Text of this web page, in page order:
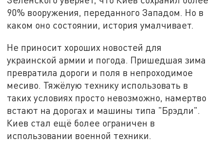
90% вооружения, переданного Западом. Но в
каком оно состоянии, история умалчивает.
Не приносит хороших новостей для
украинской армии и погода. Пришедшая зима
превратила дороги и поля в непроходимое
месиво. Тяжёлую технику использовать в
таких условиях просто невозможно, намертво
встают на дорогах и машины типа "Брэдли".
Киев стал ещё более ограничен в
использовании военной техники.